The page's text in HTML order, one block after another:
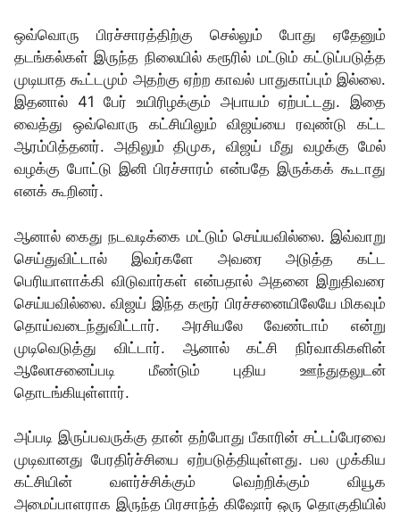
ஒவ்வொரு பிரச்சாரத்திற்கு செல்லும் போது ஏதேனும்
தடங்கல்கள் இருந்த நிலையில் கரூரில் மட்டும் கட்டுப்படுத்த
முடியாத கூட்டமும் அதற்கு ஏற்ற காவல் பாதுகாப்பும் இல்லை.
இதனால் 41 பேர் உயிரிழக்கும் அபாயம் ஏற்பட்டது. இதை
வைத்து ஒவ்வொரு கட்சியிலும் விஜய்யை ரவுண்டு கட்ட
ஆரம்பித்தனர். அதிலும் திமுக, விஜய் மீது வழக்கு மேல்
வழக்கு போட்டு இனி பிரச்சாரம் என்பதே இருக்கக் கூடாது
எனக் கூறினர்.
ஆனால் கைது நடவடிக்கை மட்டும் செய்யவில்லை. இவ்வாறு
செய்துவிட்டால் இவர்களே அவரை அடுத்த கட்ட
பெரியாளாக்கி விடுவார்கள் என்பதால் அதனை இறுதிவரை
செய்யவில்லை. விஜய் இந்த கரூர் பிரச்சனையிலேயே மிகவும்
தொய்வடைந்துவிட்டார். அரசியலே வேண்டாம் என்று
முடிவெடுத்து விட்டார். ஆனால் கட்சி நிர்வாகிகளின்
ஆலோசனைப்படி மீண்டும் புதிய ஊந்துதலுடன்
தொடங்கியுள்ளார்.
அப்படி இருப்பவருக்கு தான் தற்போது பீகாரின் சட்டப்பேரவை
முடிவானது பேரதிர்ச்சியை ஏற்படுத்தியுள்ளது. பல முக்கிய
கட்சியின் வளர்ச்சிக்கும் வெற்றிக்கும் வியூக
அமைப்பாளராக இருந்த பிரசாந்த் கிஷோர் ஒரு தொகுதியில்